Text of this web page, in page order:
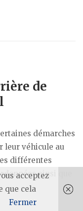
de
démarches
leur véhicule au
différentes
ainsi que
acceptez
que cela
Fermer